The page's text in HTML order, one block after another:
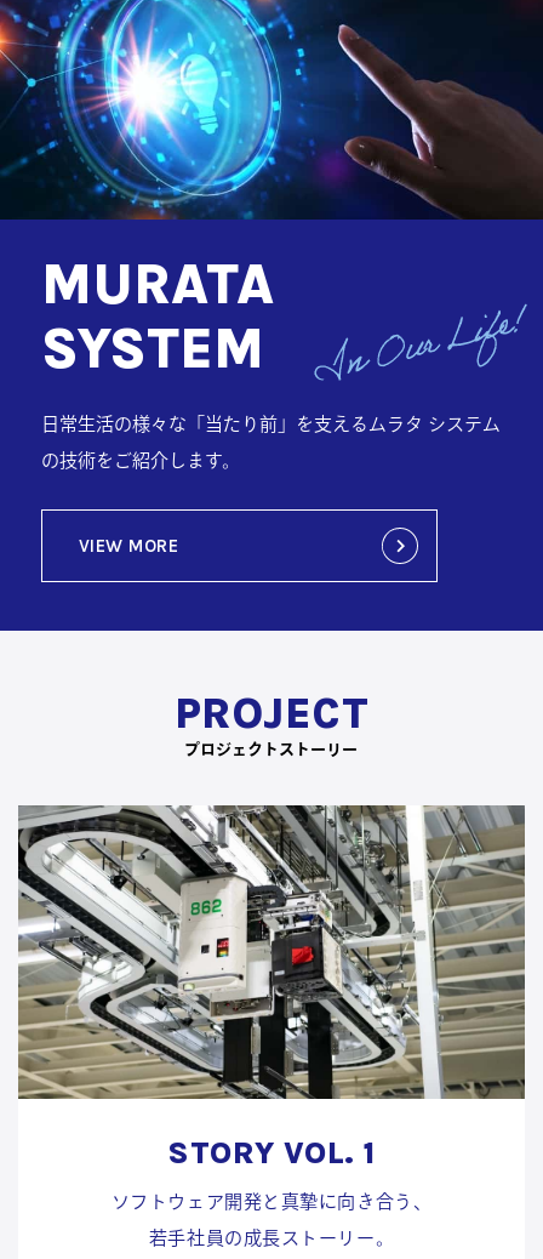
MURATA
SYSTEM
日常生活の様々な「当たり前」を支えるムラタ システム
の技術をご紹介します。
VIEW MORE
PROJECT
プロジェクトストーリー
STORY VOL. 1
ソフトウェア開発と真摯に向き合う、
若手社員の成長ストーリー。